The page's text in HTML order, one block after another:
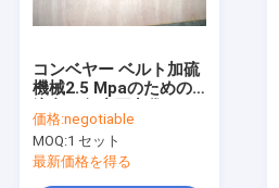
コンベヤー ベルト加硫
機械2.5 Mpaのための
価格:negotiable
MOQ:1 セット
最新価格を得る